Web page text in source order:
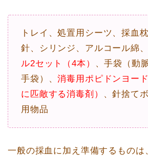
トレイ、処置用シーツ、採血
針、シリンジ、アルコール綿、
ル2セット（4本）
、手袋（動
手袋）、消毒用ポピドンヨー
に匹敵する消毒剤）
、針捨て
用物品
一般の採血に加え準備するものは